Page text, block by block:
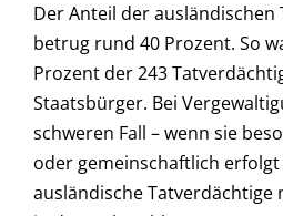
Der Anteil der ausländischen
betrug rund 40 Prozent. So
Prozent der 243
Staatsbürger. Bei
schweren Fall – wenn sie
oder gemeinschaftlich erfolgt
ausländische Tatverdächtige